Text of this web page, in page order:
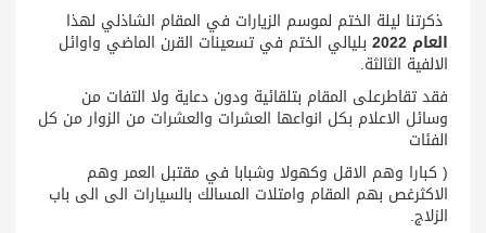
ذكرتنا ليلة الختم لموسم الزيارات في المقام الشاذلي لهذا
العام 2022 بليالي الختم في تسعينات القرن الماضي واوائل
الالفية الثالثة.
فقد تقاطرعلى المقام بتلقائية ودون دعاية ولا التفات من
وسائل الاعلام بكل انواعها العشرات والعشرات من الزوار من كل
الفئات
( كبارا وهم الاقل وكهولا وشبابا في مقتبل العمر وهم
الاكثرغص بهم المقام وامتلات المسالك بالسيارات الى الى باب
الزلاج.